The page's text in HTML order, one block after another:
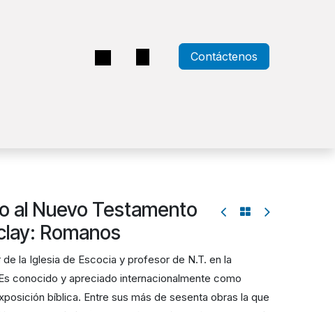
Contáctenos
al Nuevo Testamento
Romanos
la Iglesia de Escocia y profesor de N.T. en la
conocido y apreciado internacionalmente como
bíblica. Entre sus más de sesenta obras la que